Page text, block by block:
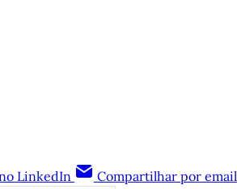
LinkedIn Compartilhar por email